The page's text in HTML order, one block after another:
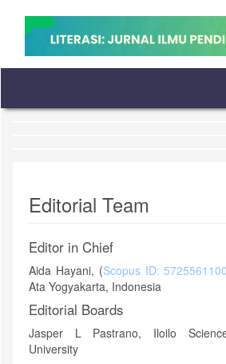
content
Editorial Team
Editor in Chief
Aida Hayani, (Scopus ID:
Ata Yogyakarta, Indonesia
Editorial Boards
Jasper L Pastrano, Iloilo
University